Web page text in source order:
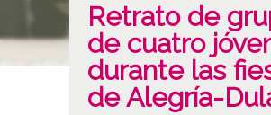
Retrato de
de cuatro
durante las
de Alegría-